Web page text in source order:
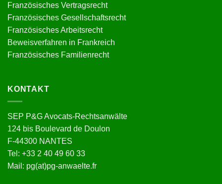
Französisches Vertragsrecht
Französisches Gesellschaftsrecht
Französisches Arbeitsrecht
Beweisverfahren in Frankreich
Französisches Familienrecht
KONTAKT
SEP P&G Avocats-Rechtsanwälte
124 bis Boulevard de Doulon
F-44300 NANTES
Tel: +33 2 40 49 60 33
Mail: pg(at)pg-anwaelte.fr